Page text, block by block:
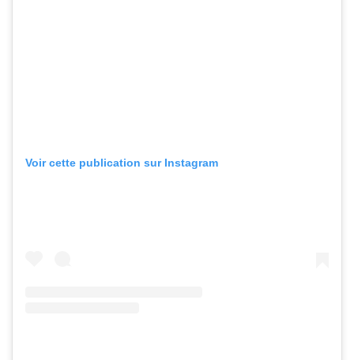
Voir cette publication sur Instagram